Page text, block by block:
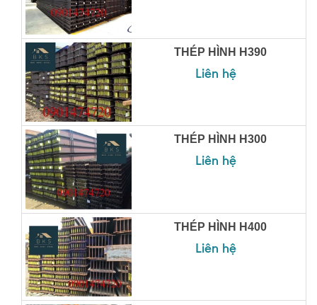
THÉP HÌNH H390
Liên hệ
THÉP HÌNH H300
Liên hệ
THÉP HÌNH H400
Liên hệ